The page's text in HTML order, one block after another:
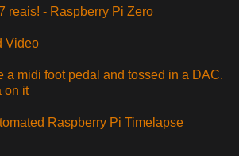
reais! - Raspberry Pi Zero
Video
a midi foot pedal and tossed in a DAC.
on it
Raspberry Pi Timelapse